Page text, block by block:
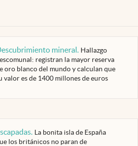
mineral. Hallazgo
registran la mayor reserva
oro blanco del mundo y calculan que
valor es de 1400 millones de euros
. La bonita isla de España
los británicos no paran de